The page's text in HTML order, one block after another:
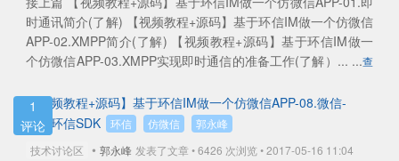
时通讯简介(了解) 【视频教程+源码】基于环信IM做一个仿微信
APP-02.XMPP简介(了解) 【视频教程+源码】基于环信IM做一
个仿微信APP-03.XMPP实现即时通信的准备工作(了解）... ...查
1
评论
【视频教程+源码】基于环信IM做一个仿微信APP-08.微信-
集成环信SDK
环信 仿微信
郭永峰
技术讨论区
• 郭永峰 发表了文章 • 6426 次浏览 • 2017-05-16 11:04